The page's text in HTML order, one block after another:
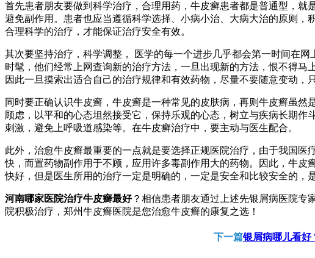
首先患者朋友要做到科学治疗，合理用药，牛皮癣患者都是普通型，
避免副作用。患者也应当遵循科学选择、小病小治、大病大治的原则
合理科学的治疗，才能保证治疗安全有效。
其次要坚持治疗，科学调整， 医学的每一个进步几乎都会第一时间在
时髦，他们经常上网查询新的治疗方法，一旦出现新的方法，恨不得
因此一旦摸索出适合自己的治疗规律和有效药物，尽量不要随意变动，
同时要正确认识牛皮癣，牛皮癣是一种常见的皮肤病，再则牛皮癣虽
顾虑，以平和的心态坦然接受它，保持乐观的心态，树立与疾病长期
刺激，避免上呼吸道感染等。在牛皮癣治疗中，要主动与医生配合。
此外，治愈牛皮癣最重要的一点就是要选择正规医院治疗，由于我国
快，而置药物副作用于不顾，应用许多毒副作用大的药物。因此，牛
快好，但是医生所用的治疗一定是明确的，一定是安全和比较安全的，
河南哪家医院治疗牛皮癣最好？相信患者朋友通过上述先银屑病医院专
院积极治疗，郑州牛皮癣医院是您治愈牛皮癣的康复之选！
下一篇银屑病哪儿看好